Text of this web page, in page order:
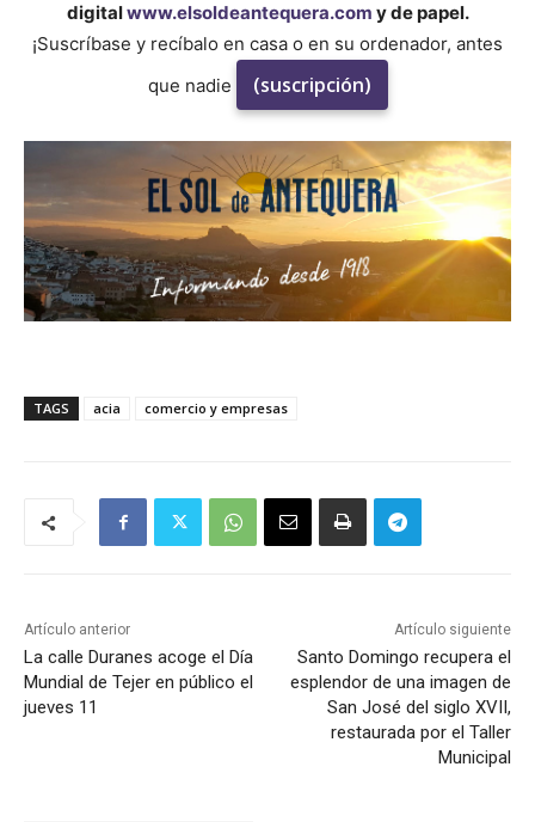
digitalwww.elsoldeantequera.com y de papel.
¡Suscríbase y recíbalo en casa o en su ordenador, antes
que nadie
(suscripción)
TAGS acia comercio y empresas
Artículo anterior
La calle Duranes acoge el Día
Mundial de Tejer en público el
jueves 11
Artículo siguiente
Santo Domingo recupera el
esplendor de una imagen de
San José del siglo XVII,
restaurada por el Taller
Municipal